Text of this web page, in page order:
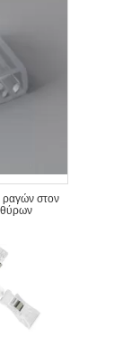
ραγών στον